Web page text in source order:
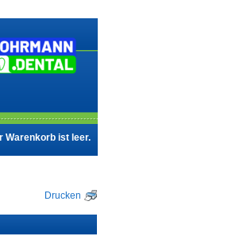
Warenkorb ist leer.
Drucken